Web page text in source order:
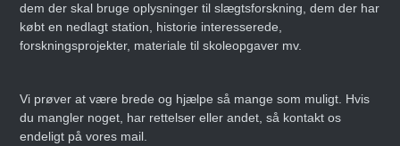
dem der skal bruge oplysninger til slægtsforskning, dem der har
købt en nedlagt station, historie interesserede,
forskningsprojekter, materiale til skoleopgaver mv.
Vi prøver at være brede og hjælpe så mange som muligt. Hvis
du mangler noget, har rettelser eller andet, så kontakt os
endeligt på vores mail.